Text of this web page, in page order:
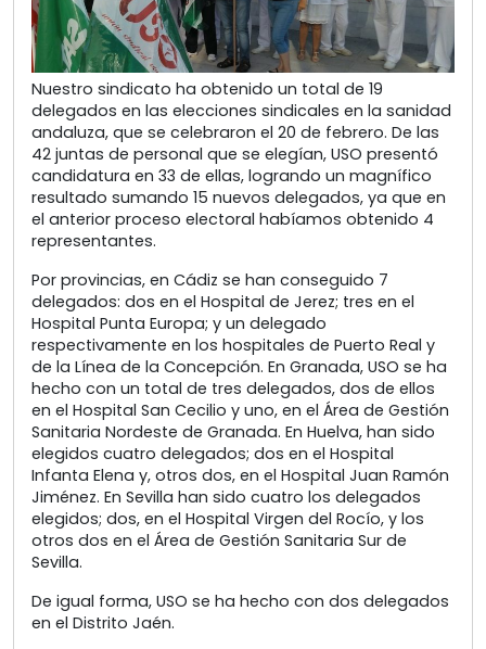
Nuestro sindicato ha obtenido un total de 19
delegados en las elecciones sindicales en la sanidad
andaluza, que se celebraron el 20 de febrero. De las
42 juntas de personal que se elegían, USO presentó
candidatura en 33 de ellas, logrando un magnífico
resultado sumando 15 nuevos delegados, ya que en
el anterior proceso electoral habíamos obtenido 4
representantes.
Por provincias, en Cádiz se han conseguido 7
delegados: dos en el Hospital de Jerez; tres en el
Hospital Punta Europa; y un delegado
respectivamente en los hospitales de Puerto Real y
de la Línea de la Concepción. En Granada, USO se ha
hecho con un total de tres delegados, dos de ellos
en el Hospital San Cecilio y uno, en el Área de Gestión
Sanitaria Nordeste de Granada. En Huelva, han sido
elegidos cuatro delegados; dos en el Hospital
Infanta Elena y, otros dos, en el Hospital Juan Ramón
Jiménez. En Sevilla han sido cuatro los delegados
elegidos; dos, en el Hospital Virgen del Rocío, y los
otros dos en el Área de Gestión Sanitaria Sur de
Sevilla.
De igual forma, USO se ha hecho con dos delegados
en el Distrito Jaén.